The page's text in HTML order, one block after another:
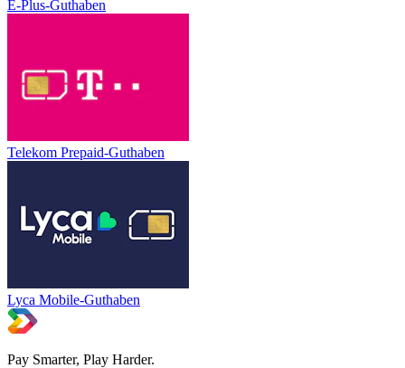
E-Plus-Guthaben
Telekom Prepaid-Guthaben
Lyca Mobile-Guthaben
Pay Smarter, Play Harder.